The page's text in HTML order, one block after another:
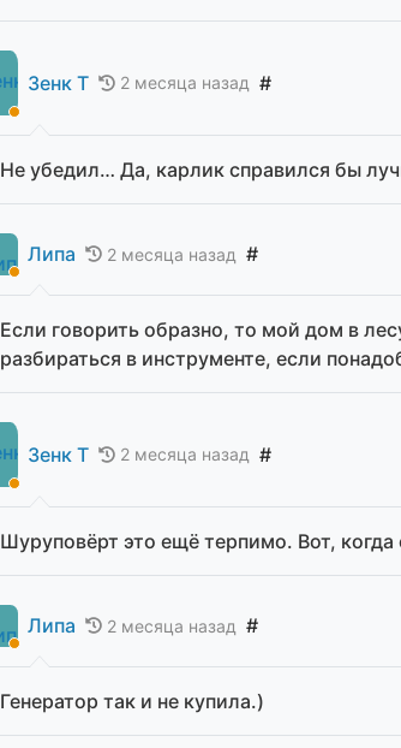
Зенк Т 2 месяца назад #
Не убедил… Да, карлик справился бы
Липа 2 месяца назад #
Если говорить образно, то мой дом в
разбираться в инструменте, если
Зенк Т 2 месяца назад #
Шуруповёрт это ещё терпимо. Вот, когда
Липа 2 месяца назад #
Генератор так и не купила.)